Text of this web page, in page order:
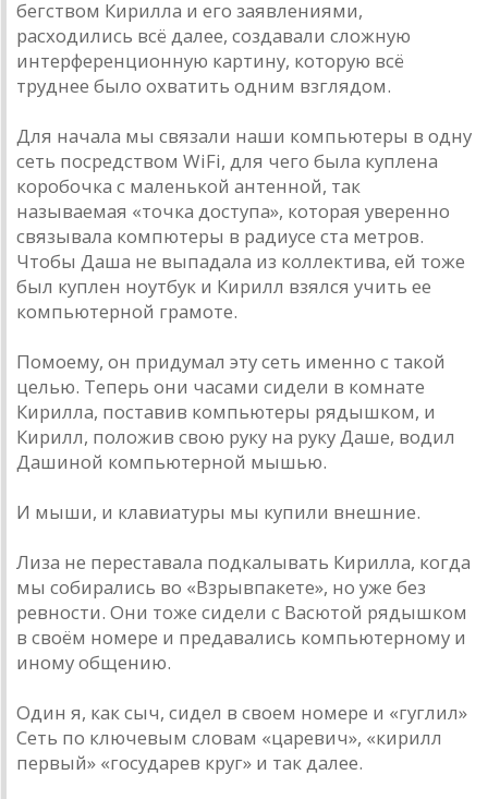
бегством Кирилла и его заявлениями,
расходились всё далее, создавали сложную
интерференционную картину, которую всё
труднее было охватить одним взглядом.
Для начала мы связали наши компьютеры в одну
сеть посредством WiFi, для чего была куплена
коробочка с маленькой антенной, так
называемая «точка доступа», которая уверенно
связывала компютеры в радиусе ста метров.
Чтобы Даша не выпадала из коллектива, ей тоже
был куплен ноутбук и Кирилл взялся учить ее
компьютерной грамоте.
По­моему, он придумал эту сеть именно с такой
целью. Теперь они часами сидели в комнате
Кирилла, поставив компьютеры рядышком, и
Кирилл, положив свою руку на руку Даше, водил
Дашиной компьютерной мышью.
И мыши, и клавиатуры мы купили внешние.
Лиза не переставала подкалывать Кирилла, когда
мы собирались во «Взрывпакете», но уже без
ревности. Они тоже сидели с Васютой рядышком
в своём номере и предавались компьютерному и
иному общению.
Один я, как сыч, сидел в своем номере и «гуглил»
Сеть по ключевым словам «царевич», «кирилл
первый» «государев круг» и так далее.